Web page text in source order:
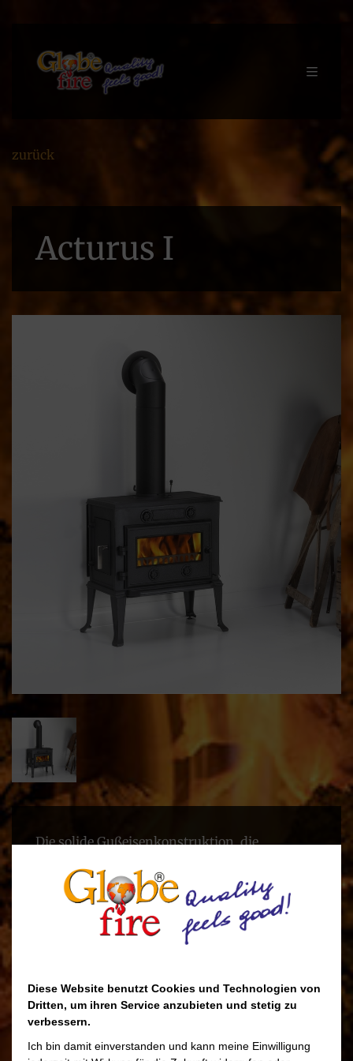
zurück
Acturus I
Die solide Gußeisenkonstruktion, die
Verzierungen und die effizienten
Abmessungen lassen den Ofen aussehen als
wäre er während der industriellen Revolution
hergestellt.
hier für technisch einwandfreie Qualität und
zeitloses erscheinen.
Mittels der seitlichen Fülltüren können Sie
Brennholz von 50 cm länge verwenden.
Diese Website benutzt Cookies und Technologien von
Dritten, um ihren Service anzubieten und stetig zu
verbessern.
Ich bin damit einverstanden und kann meine Einwilligung